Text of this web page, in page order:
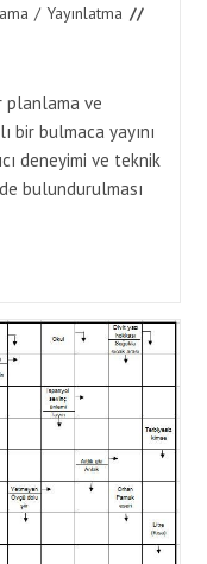
/ Yayınlatma
planlama ve
bir bulmaca yayını
deneyimi ve teknik
bulundurulması